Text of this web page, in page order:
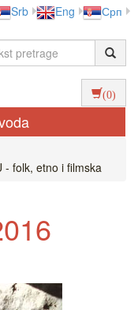
Srb Eng Срп
(0)
- folk, etno i filmska